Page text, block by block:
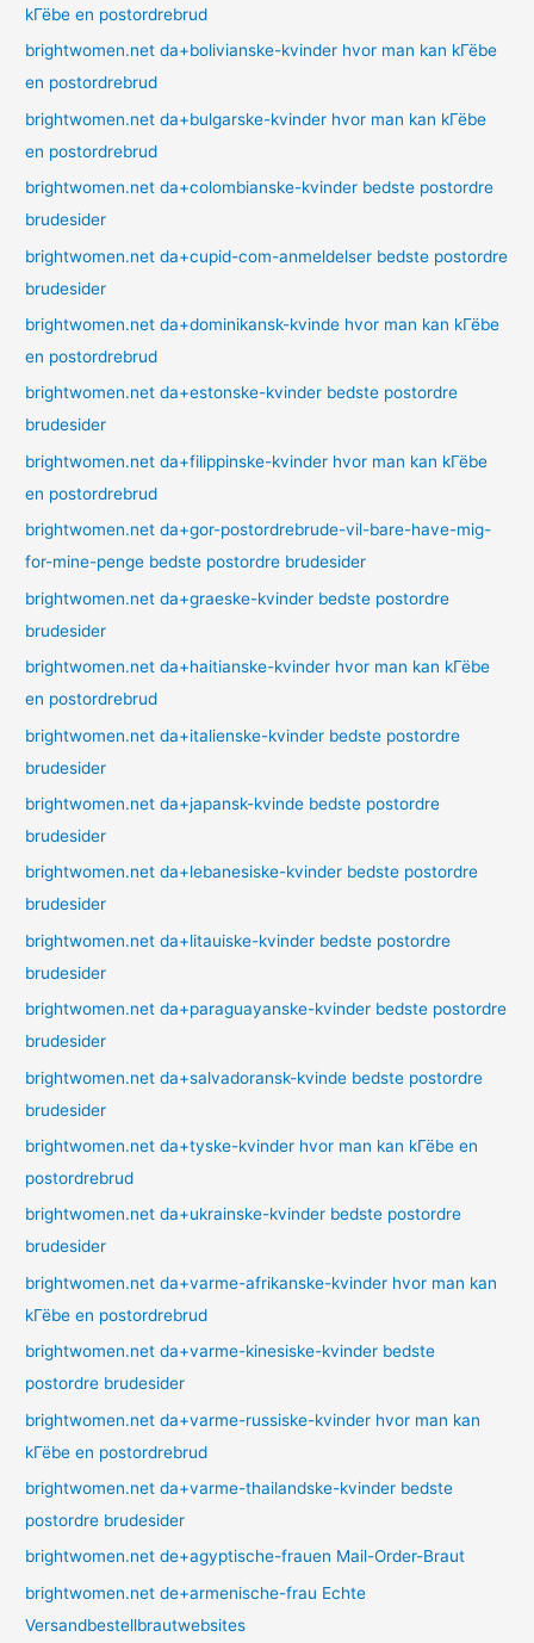
kГёbe en postordrebrud
brightwomen.net da+bolivianske-kvinder hvor man kan kГёbe
en postordrebrud
brightwomen.net da+bulgarske-kvinder hvor man kan kГёbe
en postordrebrud
brightwomen.net da+colombianske-kvinder bedste postordre
brudesider
brightwomen.net da+cupid-com-anmeldelser bedste postordre
brudesider
brightwomen.net da+dominikansk-kvinde hvor man kan kГёbe
en postordrebrud
brightwomen.net da+estonske-kvinder bedste postordre
brudesider
brightwomen.net da+filippinske-kvinder hvor man kan kГёbe
en postordrebrud
brightwomen.net da+gor-postordrebrude-vil-bare-have-mig-
for-mine-penge bedste postordre brudesider
brightwomen.net da+graeske-kvinder bedste postordre
brudesider
brightwomen.net da+haitianske-kvinder hvor man kan kГёbe
en postordrebrud
brightwomen.net da+italienske-kvinder bedste postordre
brudesider
brightwomen.net da+japansk-kvinde bedste postordre
brudesider
brightwomen.net da+lebanesiske-kvinder bedste postordre
brudesider
brightwomen.net da+litauiske-kvinder bedste postordre
brudesider
brightwomen.net da+paraguayanske-kvinder bedste postordre
brudesider
brightwomen.net da+salvadoransk-kvinde bedste postordre
brudesider
brightwomen.net da+tyske-kvinder hvor man kan kГёbe en
postordrebrud
brightwomen.net da+ukrainske-kvinder bedste postordre
brudesider
brightwomen.net da+varme-afrikanske-kvinder hvor man kan
kГёbe en postordrebrud
brightwomen.net da+varme-kinesiske-kvinder bedste
postordre brudesider
brightwomen.net da+varme-russiske-kvinder hvor man kan
kГёbe en postordrebrud
brightwomen.net da+varme-thailandske-kvinder bedste
postordre brudesider
brightwomen.net de+agyptische-frauen Mail-Order-Braut
brightwomen.net de+armenische-frau Echte
Versandbestellbrautwebsites